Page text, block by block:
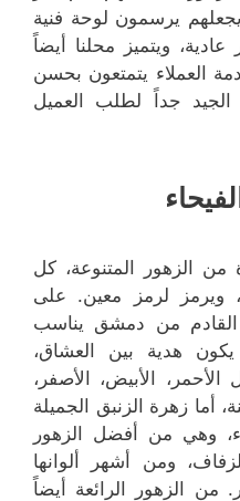
يجعلهم يرسمون لوحة فنية
ويتميز محلنا أيضاً
العملاء يتمتعون بحسن
الجيد جداً لطلب العميل
الزهور المتنوعة، كل
ويرمز لرمز معين. على
القادم من دمشق يناسب
يكون هدية بين العشاق،
الأبيض، الأصفر،
أما زهرة الزنبق الجميلة
وهي من أفضل الزهور
ومن أشهر ألوانها
من الزهور الرائعة أيضاً